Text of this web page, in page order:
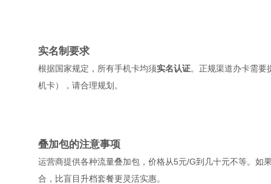
实名制要求
根据国家规定，所有手机卡均须实名认证。正规渠道办卡需要
机卡），请合理规划。
叠加包的注意事项
运营商提供各种流量叠加包，价格从5元/G到几十元不等。如
合，比盲目升档套餐更灵活实惠。